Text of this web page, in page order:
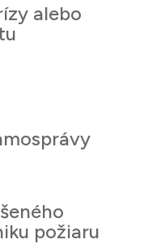
alebo
požiaru